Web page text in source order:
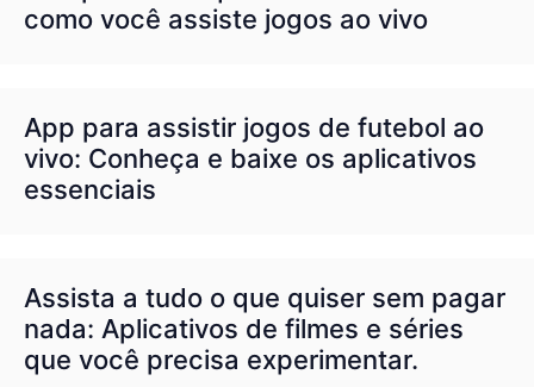
como você assiste jogos ao vivo
App para assistir jogos de futebol ao
vivo: Conheça e baixe os aplicativos
essenciais
Assista a tudo o que quiser sem pagar
nada: Aplicativos de filmes e séries
que você precisa experimentar.